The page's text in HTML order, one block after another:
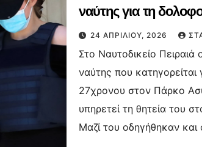
ναύτης για τη
Δημήτριο –
του
24 ΑΠΡΙΛΊΟΥ, 2026
Στο Ναυτοδικείο
ναύτης που κατηγορείται
27χρονου στον Πάρκο
υπηρετεί τη θητεία του
Μαζί του οδηγήθηκαν και